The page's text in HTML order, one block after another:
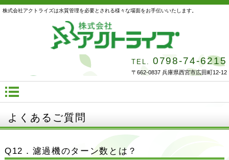
株式会社アクトライズは水質管理を必要とされる様々な場面をお手伝いいたします。
TEL. 0798-74-6215
〒662-0837 兵庫県西宮市広田町12-12
よくあるご質問
Q12．濾過機のターン数とは？